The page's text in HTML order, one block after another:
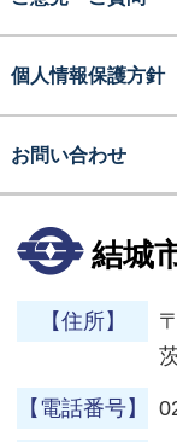
個人情報保護方針
お問い合わせ
結城
【住所】
【電話番号】